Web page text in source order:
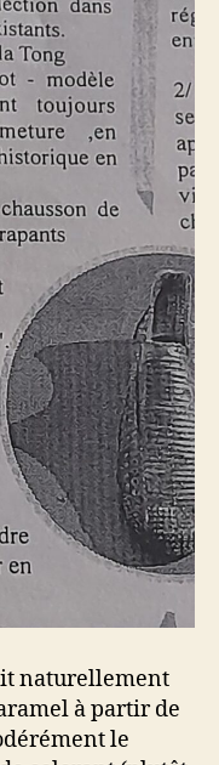
naturellement
à partir de
le